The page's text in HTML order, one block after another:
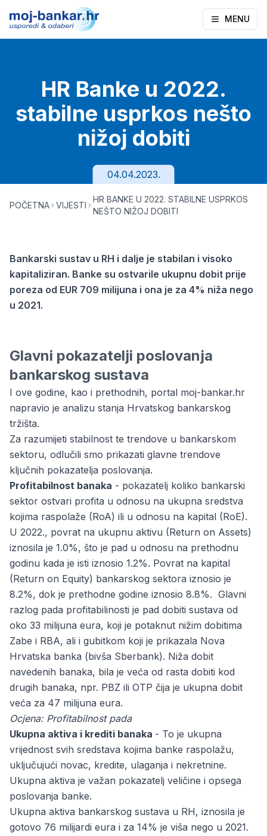
MENU
HR Banke u 2022.
stabilne usprkos nešto
nižoj dobiti
04.04.2023.
POČETNA VIJESTI
HR BANKE U 2022. STABILNE USPRKOS
NEŠTO NIŽOJ DOBITI
Bankarski sustav u RH i dalje je stabilan i visoko
kapitaliziran. Banke su ostvarile ukupnu dobit prije
poreza od EUR 709 milijuna i ona je za 4% niža nego
u 2021.
Glavni pokazatelji poslovanja
bankarskog sustava
I ove godine, kao i prethodnih, portal moj-bankar.hr
napravio je analizu stanja Hrvatskog bankarskog
tržišta.
Za razumijeti stabilnost te trendove u bankarskom
sektoru, odlučili smo prikazati glavne trendove
ključnih pokazatelja poslovanja.
Profitabilnost banaka - pokazatelj koliko bankarski
sektor ostvari profita u odnosu na ukupna sredstva
kojima raspolaže (RoA) ili u odnosu na kapital (RoE).
U 2022., povrat na ukupnu aktivu (Return on Assets)
iznosila je 1.0%, što je pad u odnosu na prethodnu
godinu kada je isti iznosio 1.2%. Povrat na kapital
(Return on Equity) bankarskog sektora iznosio je
8.2%, dok je prethodne godine iznosio 8.8%. Glavni
razlog pada profitabilinosti je pad dobiti sustava od
oko 33 milijuna eura, koji je potaknut nižim dobitima
Zabe i RBA, ali i gubitkom koji je prikazala Nova
Hrvatska banka (bivša Sberbank). Niža dobit
navedenih banaka, bila je veća od rasta dobiti kod
drugih banaka, npr. PBZ ili OTP čija je ukupna dobit
veća za 47 milijuna eura.
Ocjena: Profitabilnost pada
Ukupna aktiva i krediti banaka - To je ukupna
vrijednost svih sredstava kojima banke raspolažu,
uključujući novac, kredite, ulaganja i nekretnine.
Ukupna aktiva je važan pokazatelj veličine i opsega
poslovanja banke.
Ukupna aktiva bankarskog sustava u RH, iznosila je
gotovo 76 milijardi eura i za 14% je viša nego u 2021.